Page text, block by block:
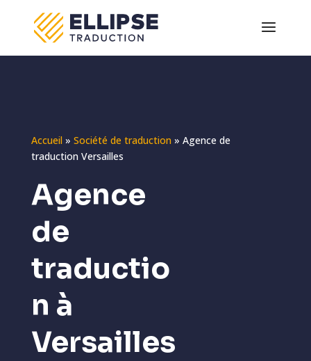
Accueil» Société de traduction» Agence de
traduction Versailles
Agence
de
traductio
n à
Versailles